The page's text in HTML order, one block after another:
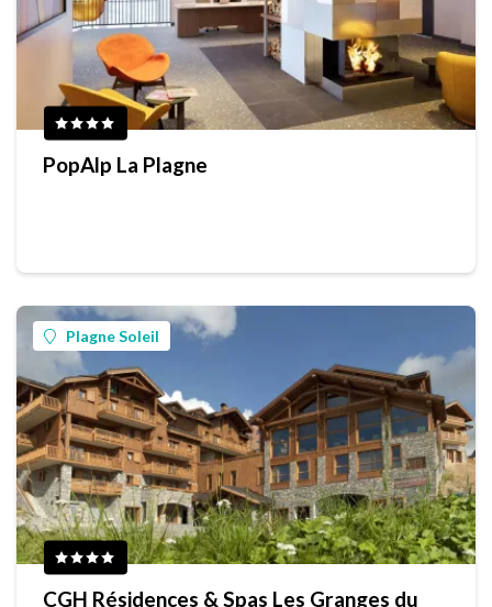
PopAlp La Plagne
Plagne Soleil
CGH Résidences & Spas Les Granges du